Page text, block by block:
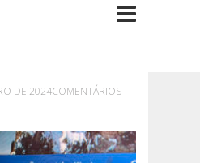
DE 2024COMENTÁRIOS